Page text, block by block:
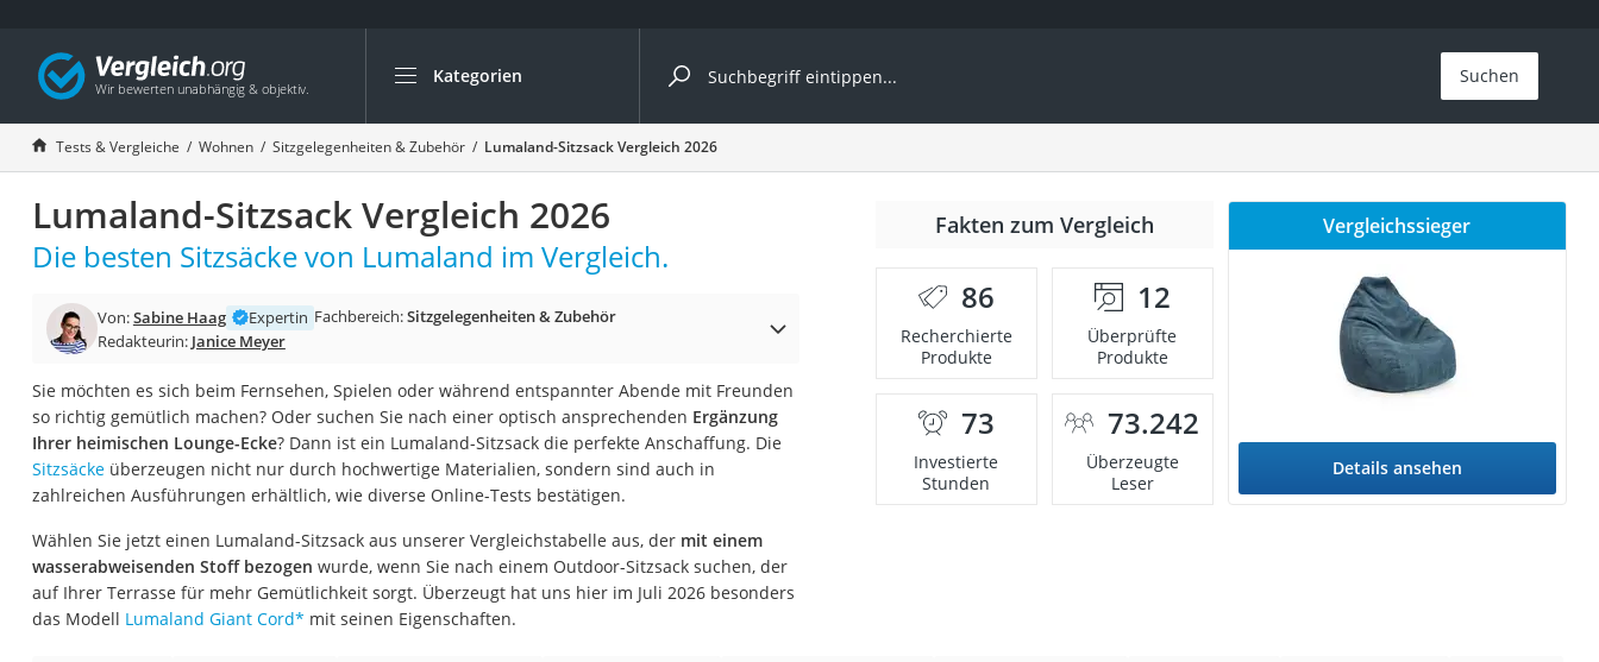
Kategorien
Die beliebtesten Vergleiche nach Kategorie
Wohnen
Matratzen-Topper
Matratzen
Konferenzlautsprecher
Badlüfter
Bürohocker
Außenleuchte mit Kamera
Ozongeneratoren
Konferenzmikrofon
Klappmatratze
Duschkopf mit Kalkfilter
Suchen
Tests & Vergleiche Wohnen Sitzgelegenheiten & Zubehör Lumaland-Sitzsack Vergleich 2026
Lumaland-Sitzsack Vergleich 2026
Die besten Sitzsäcke von Lumaland im Vergleich.
Von:Sabine Haag Expertin Fachbereich:Sitzgelegenheiten & Zubehör
Redakteurin: Janice Meyer
Sie möchten es sich beim Fernsehen, Spielen oder während entspannter Abende mit Freunden
so richtig gemütlich machen? Oder suchen Sie nach einer optisch ansprechenden Ergänzung
Ihrer heimischen Lounge-Ecke? Dann ist ein Lumaland-Sitzsack die perfekte Anschaffung. Die
Sitzsäckeüberzeugen nicht nur durch hochwertige Materialien, sondern sind auch in
zahlreichen Ausführungen erhältlich, wie diverse Online-Tests bestätigen.
Wählen Sie jetzt einen Lumaland-Sitzsack aus unserer Vergleichstabelle aus, der mit einem
wasserabweisenden Stoff bezogen wurde, wenn Sie nach einem Outdoor-Sitzsack suchen, der
auf Ihrer Terrasse für mehr Gemütlichkeit sorgt. Überzeugt hat uns hier im Juli 2026 besonders
das Modell Lumaland Giant Cord* mit seinen Eigenschaften.
Fakten zum Vergleich
86
Recherchierte
Produkte
12
Überprüfte
Produkte
73
Investierte
Stunden
73.242
Überzeugte
Leser
Vergleichssieger
Details ansehen